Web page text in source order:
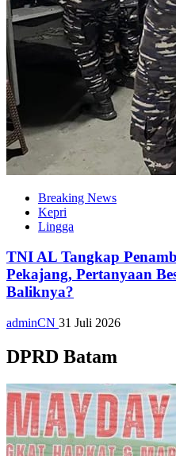
Breaking News
Kepri
Lingga
TNI AL Tangkap
Pekajang, Pertanyaan
Baliknya?
adminCN 31 Juli 2026
DPRD Batam